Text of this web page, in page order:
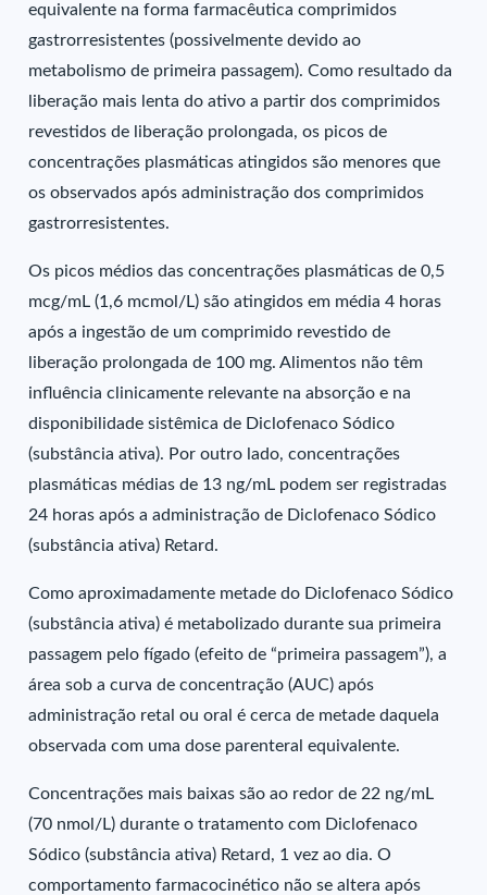
equivalente na forma farmacêutica comprimidos
gastrorresistentes (possivelmente devido ao
metabolismo de primeira passagem). Como resultado da
liberação mais lenta do ativo a partir dos comprimidos
revestidos de liberação prolongada, os picos de
concentrações plasmáticas atingidos são menores que
os observados após administração dos comprimidos
gastrorresistentes.
Os picos médios das concentrações plasmáticas de 0,5
mcg/mL (1,6 mcmol/L) são atingidos em média 4 horas
após a ingestão de um comprimido revestido de
liberação prolongada de 100 mg. Alimentos não têm
influência clinicamente relevante na absorção e na
disponibilidade sistêmica de Diclofenaco Sódico
(substância ativa). Por outro lado, concentrações
plasmáticas médias de 13 ng/mL podem ser registradas
24 horas após a administração de Diclofenaco Sódico
(substância ativa) Retard.
Como aproximadamente metade do Diclofenaco Sódico
(substância ativa) é metabolizado durante sua primeira
passagem pelo fígado (efeito de “primeira passagem”), a
área sob a curva de concentração (AUC) após
administração retal ou oral é cerca de metade daquela
observada com uma dose parenteral equivalente.
Concentrações mais baixas são ao redor de 22 ng/mL
(70 nmol/L) durante o tratamento com Diclofenaco
Sódico (substância ativa) Retard, 1 vez ao dia. O
comportamento farmacocinético não se altera após